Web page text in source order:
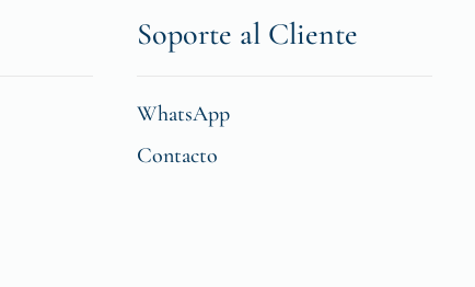
Soporte al Cliente
WhatsApp
Contacto